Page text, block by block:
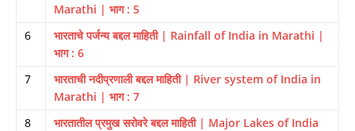
Marathi | भाग : 5
6
भारताचे पर्जन्य बद्दल माहिती | Rainfall of India in Marathi |
भाग : 6
7
भारताची नदीप्रणाली बद्दल माहिती | River system of India in
Marathi | भाग : 7
8
भारतातील प्रमुख सरोवरे बद्दल माहिती | Major Lakes of India